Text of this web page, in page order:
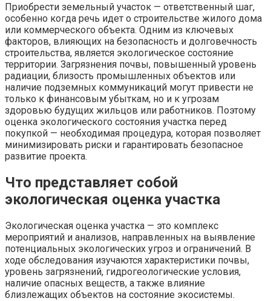
Приобрести земельный участок — ответственный шаг,
особенно когда речь идет о строительстве жилого дома
или коммерческого объекта. Одним из ключевых
факторов, влияющих на безопасность и долговечность
строительства, является экологическое состояние
территории. Загрязнения почвы, повышенный уровень
радиации, близость промышленных объектов или
наличие подземных коммуникаций могут привести не
только к финансовым убыткам, но и к угрозам
здоровью будущих жильцов или работников. Поэтому
оценка экологического состояния участка перед
покупкой — необходимая процедура, которая позволяет
минимизировать риски и гарантировать безопасное
развитие проекта.
Что представляет собой
экологическая оценка участка
Экологическая оценка участка — это комплекс
мероприятий и анализов, направленных на выявление
потенциальных экологических угроз и ограничений. В
ходе обследования изучаются характеристики почвы,
уровень загрязнений, гидрогеологические условия,
наличие опасных веществ, а также влияние
близлежащих объектов на состояние экосистемы.